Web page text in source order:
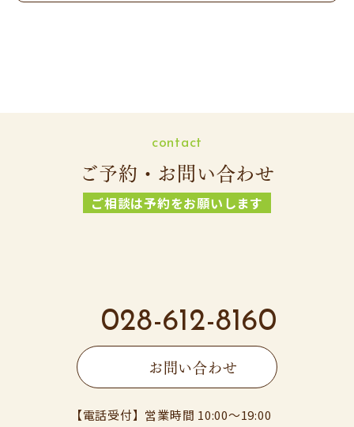
contact
ご予約・お問い合わせ
ご相談は予約をお願いします
028-612-8160
お問い合わせ
【電話受付】営業時間 10:00〜19:00